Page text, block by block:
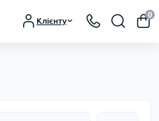
Клієнту
0